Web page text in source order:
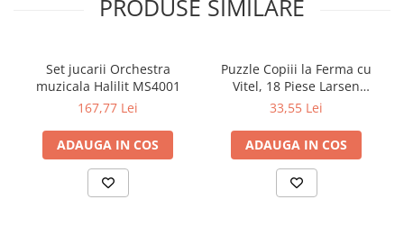
PRODUSE SIMILARE
Set jucarii Orchestra
muzicala Halilit MS4001
167,77 Lei
ADAUGA IN COS
Puzzle Copiii la Ferma cu
Vitel, 18 Piese Larsen
LRBM6
33,55 Lei
ADAUGA IN COS